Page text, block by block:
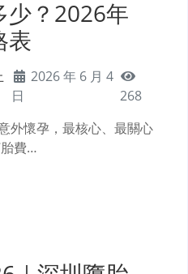
少？2026年
表
2026 年 6 月 4
日
268
外懷孕，最核心、最關心
費…